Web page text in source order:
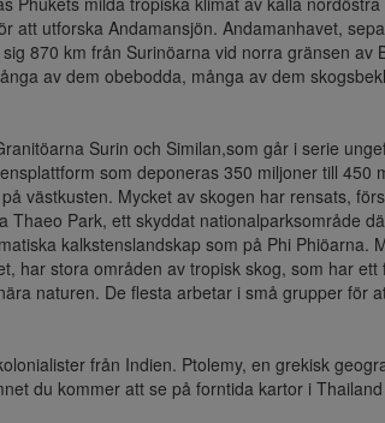
att utforska Andamansjön. Andamanhavet,
870 km från Surinöarna vid norra gränsen av
av dem obebodda, många av dem
Surin och Similan,som går i serie
som deponeras 350 miljoner till 450
västkusten. Mycket av skogen har rensats,
Park, ett skyddat nationalparksområde
kalkstenslandskap som på Phi Phiöarna.
har stora områden av tropisk skog, som har
naturen. De flesta arbetar i små grupper för
från Indien. Ptolemy, en grekisk
du kommer att se på forntida kartor i